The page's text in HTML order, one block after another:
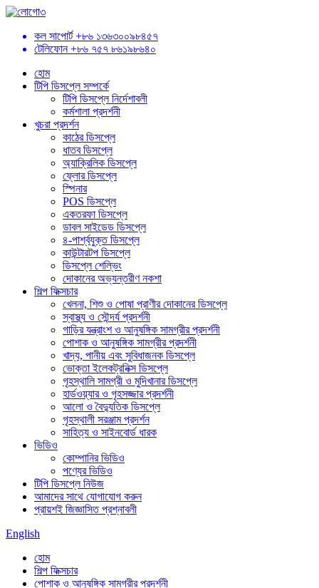
কল সাপোর্ট +৮৬ ১৩৬৩০০৯৮৪৫৭
টেলিফোন +৮৬ ৭৫৭ ৮৬১৯৮৬৪০
হোম
টিপি ডিসপ্লে সম্পর্কে
টিপি ডিসপ্লে নির্দেশাবলী
কর্মশালা প্রদর্শনী
খুচরা প্রদর্শন
কাঠের ডিসপ্লে
ধাতব ডিসপ্লে
অ্যাক্রিলিক ডিসপ্লে
ফ্লোর ডিসপ্লে
স্পিনার
POS ডিসপ্লে
একতরফা ডিসপ্লে
ডাবল সাইডেড ডিসপ্লে
৪-পার্শ্বযুক্ত ডিসপ্লে
কাউন্টারটপ ডিসপ্লে
ডিসপ্লে শেল্ভিং
দোকানের অভ্যন্তরীণ নকশা
শিল্প ফিক্সচার
খেলনা, শিশু ও পোষা প্রাণীর দোকানের ডিসপ্লে
স্বাস্থ্য ও সৌন্দর্য প্রদর্শনী
গাড়ির যন্ত্রাংশ ও আনুষঙ্গিক সামগ্রীর প্রদর্শনী
পোশাক ও আনুষঙ্গিক সামগ্রীর প্রদর্শনী
খাদ্য, পানীয় এবং সুবিধাজনক ডিসপ্লে
ভোক্তা ইলেকট্রনিক্স ডিসপ্লে
গৃহস্থালি সামগ্রী ও মুদিখানার ডিসপ্লে
হার্ডওয়্যার ও গৃহসজ্জার প্রদর্শনী
আলো ও বৈদ্যুতিক ডিসপ্লে
গৃহস্থালী সরঞ্জাম প্রদর্শন
সাহিত্য ও সাইনবোর্ড ধারক
ভিডিও
কোম্পানির ভিডিও
পণ্যের ভিডিও
টিপি ডিসপ্লে নিউজ
আমাদের সাথে যোগাযোগ করুন
প্রায়শই জিজ্ঞাসিত প্রশ্নাবলী
English
হোম
শিল্প ফিক্সচার
পোশাক ও আনুষঙ্গিক সামগ্রীর প্রদর্শনী